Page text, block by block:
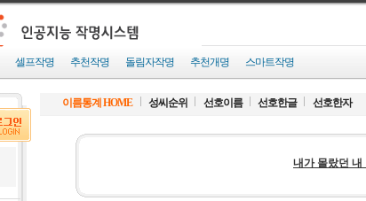
셀프작명 추천작명 돌림자작명 추천개명 스마트작명
이름통계 HOME 성씨순위 선호이름 선호한글 선호한자